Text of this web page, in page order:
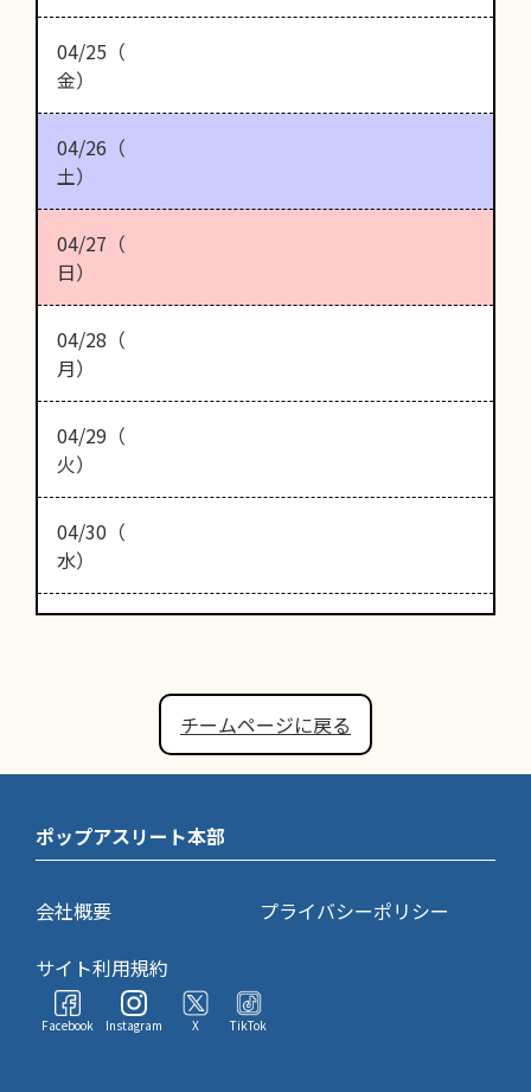
04/25（
金）
04/26（
土）
04/27（
日）
04/28（
月）
04/29（
火）
04/30（
水）
チームページに戻る
ポップアスリート本部
会社概要
プライバシーポリシー
サイト利用規約
Facebook Instagram X TikTok